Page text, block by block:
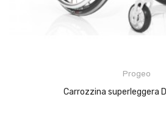
Progeo
Carrozzina superleggera